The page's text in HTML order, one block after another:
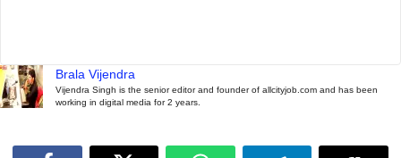
Brala Vijendra
Vijendra Singh is the senior editor and founder of allcityjob.com and has been
working in digital media for 2 years.